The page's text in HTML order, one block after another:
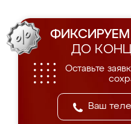
ФИКСИРУЕМ
ДО
Оставьте